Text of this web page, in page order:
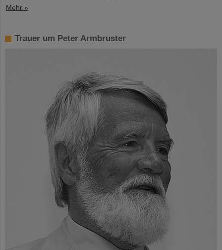
Mehr »
Trauer um Peter Armbruster